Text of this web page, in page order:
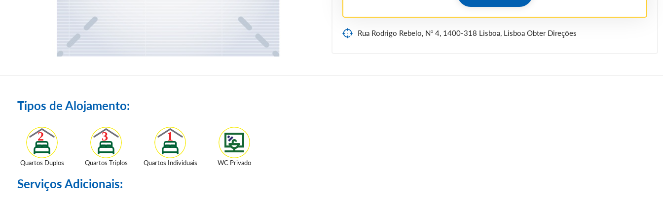
Rua Rodrigo Rebelo, Nº 4, 1400-318 Lisboa, Lisboa Obter Direções
Tipos de Alojamento:
Quartos Duplos Quartos Triplos Quartos Individuais WC Privado
Serviços Adicionais: